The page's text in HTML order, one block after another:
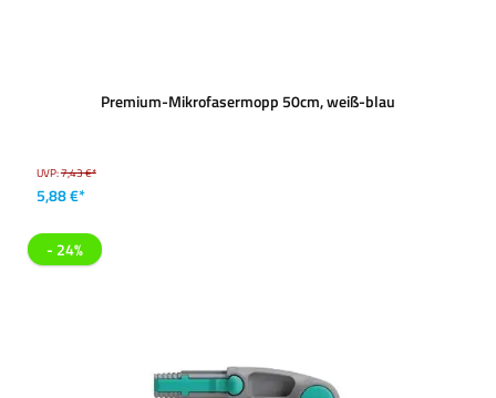
Premium-Mikrofasermopp 50cm, weiß-blau
UVP:7,43 €*
5,88 €*
- 24%